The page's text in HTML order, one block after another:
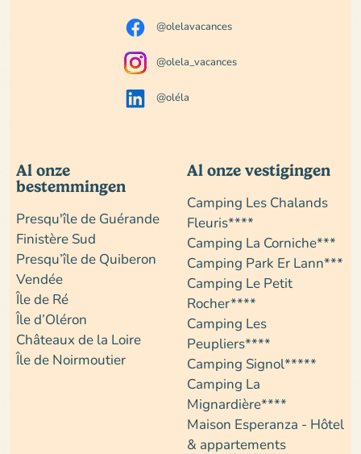
@olelavacances
@olela_vacances
@oléla
Al onze
bestemmingen
Presqu'île de Guérande
Finistère Sud
Presqu’île de Quiberon
Vendée
Île de Ré
Île d’Oléron
Châteaux de la Loire
Île de Noirmoutier
Al onze vestigingen
Camping Les Chalands
Fleuris****
Camping La Corniche***
Camping Park Er Lann***
Camping Le Petit
Rocher****
Camping Les
Peupliers****
Camping Signol*****
Camping La
Mignardière****
Maison Esperanza - Hôtel
& appartements